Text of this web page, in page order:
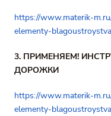
https://www.materik-
elementy-
3. ПРИМЕНЯЕМ!
ДОРОЖКИ
https://www.materik-
elementy-